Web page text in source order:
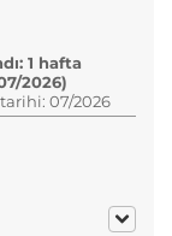
1 hafta
2026)
07/2026